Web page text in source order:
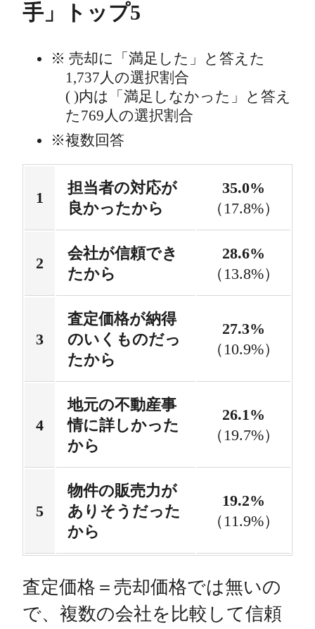
手」トップ5
売却に「満足した」と答えた
1,737人の選択割合
( )内は「満足しなかった」と答え
た769人の選択割合
複数回答
担当者の対応が
良かったから
35.0%
（17.8%）
会社が信頼でき
たから
28.6%
（13.8%）
査定価格が納得
のいくものだっ
たから
27.3%
（10.9%）
地元の不動産事
情に詳しかった
から
26.1%
（19.7%）
物件の販売力が
ありそうだった
から
19.2%
（11.9%）
査定価格＝売却価格では無いの
で、複数の会社を比較して信頼